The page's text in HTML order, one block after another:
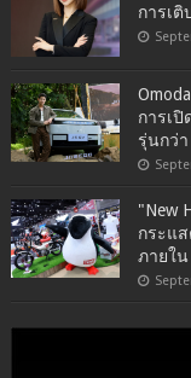
การเ
การเปิ
รุ่นกว่
"New
กระแ
ภายใน